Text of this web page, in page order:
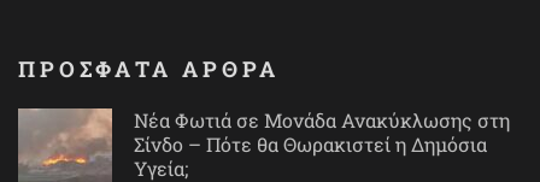
ΠΡΟΣΦΑΤΑ ΑΡΘΡΑ
Νέα Φωτιά σε Μονάδα Ανακύκλωσης στη
Σίνδο – Πότε θα Θωρακιστεί η Δημόσια
Υγεία;